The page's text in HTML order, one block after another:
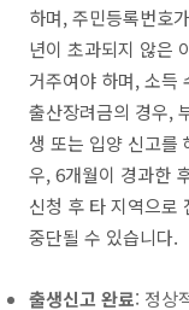
하며, 주민등록번호
년이 초과되지 않은
거주여야 하며, 소득
출산장려금의 경우,
생 또는 입양 신고를
우, 6개월이 경과한
신청 후 타 지역으로
중단될 수 있습니다.
출생신고 완료: 정상